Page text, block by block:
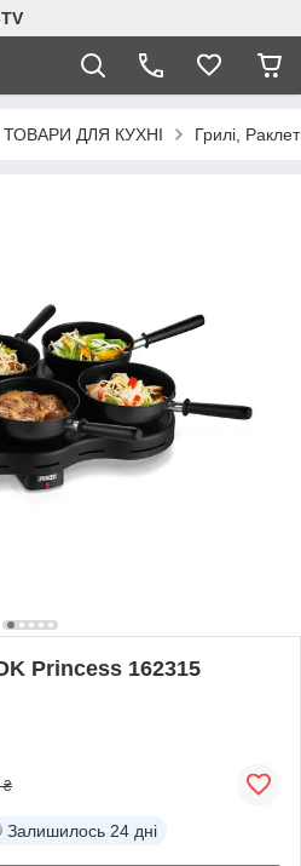
ТОВАРИ ДЛЯ КУХНІ Грилі,
Princess 162315
₴
Залишилось 24 дні